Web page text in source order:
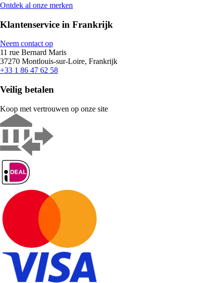
Ontdek al onze merken
Klantenservice in Frankrijk
Neem contact op
11 rue Bernard Maris
37270 Montlouis-sur-Loire, Frankrijk
+33 1 86 47 62 58
Veilig betalen
Koop met vertrouwen op onze site